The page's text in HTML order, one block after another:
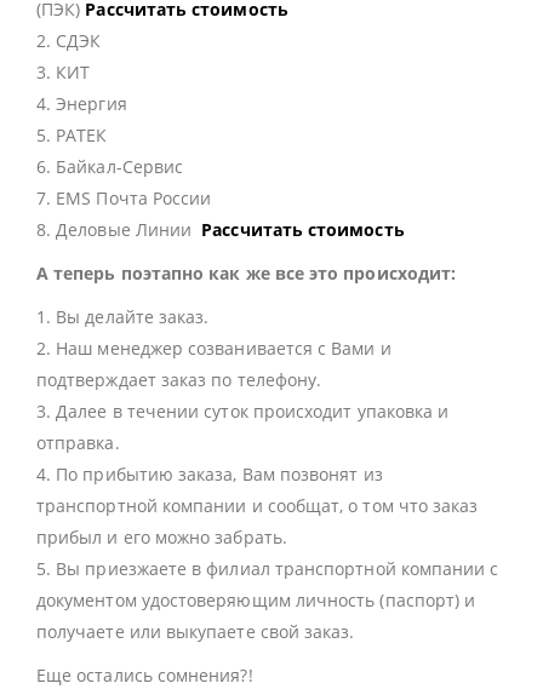
(ПЭК) Рассчитать стоимость
2. СДЭК
3. КИТ
4. Энергия
5. РАТЕК
6. Байкал-Сервис
7. EMS Почта России
8. Деловые Линии Рассчитать стоимость
А теперь поэтапно как же все это происходит:
1. Вы делайте заказ.
2. Наш менеджер созванивается с Вами и
подтверждает заказ по телефону.
3. Далее в течении суток происходит упаковка и
отправка.
4. По прибытию заказа, Вам позвонят из
транспортной компании и сообщат, о том что заказ
прибыл и его можно забрать.
5. Вы приезжаете в филиал транспортной компании с
документом удостоверяющим личность (паспорт) и
получаете или выкупаете свой заказ.
Еще остались сомнения?!